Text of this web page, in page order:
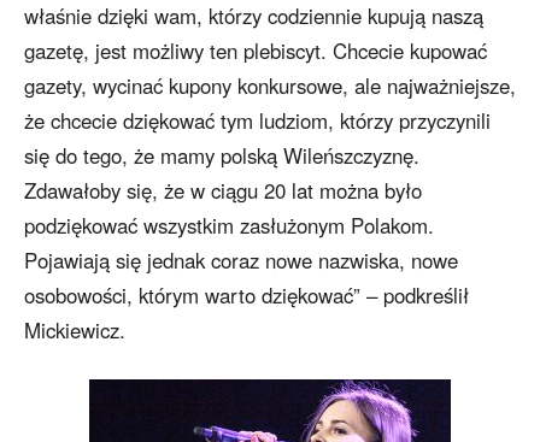
właśnie dzięki wam, którzy codziennie kupują naszą
gazetę, jest możliwy ten plebiscyt. Chcecie kupować
gazety, wycinać kupony konkursowe, ale najważniejsze,
że chcecie dziękować tym ludziom, którzy przyczynili
się do tego, że mamy polską Wileńszczyznę.
Zdawałoby się, że w ciągu 20 lat można było
podziękować wszystkim zasłużonym Polakom.
Pojawiają się jednak coraz nowe nazwiska, nowe
osobowości, którym warto dziękować” – podkreślił
Mickiewicz.